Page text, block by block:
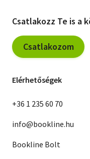
Csatlakozz Te is a
Csatlakozom
Elérhetőségek
+36 1 235 60 70
info@bookline.hu
Bookline Bolt